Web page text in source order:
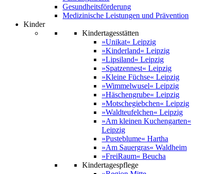
Gesundheitsförderung
Medizinische Leistungen und Prävention
Kinder
Kindertagesstätten
»Unikat« Leipzig
»Kinderland« Leipzig
»Lipsiland« Leipzig
»Spatzennest« Leipzig
»Kleine Füchse« Leipzig
»Wimmelwusel« Leipzig
»Häschengrube« Leipzig
»Motschegiebchen« Leipzig
»Waldteufelchen« Leipzig
»Am kleinen Kuchengarten«
Leipzig
»Pusteblume« Hartha
»Am Sauergras« Waldheim
»FreiRaum« Beucha
Kindertagespflege